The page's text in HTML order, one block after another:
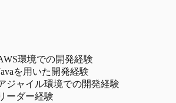
環境での開発経験
を用いた開発経験
ジャイル環境での開発経験
ーダー経験